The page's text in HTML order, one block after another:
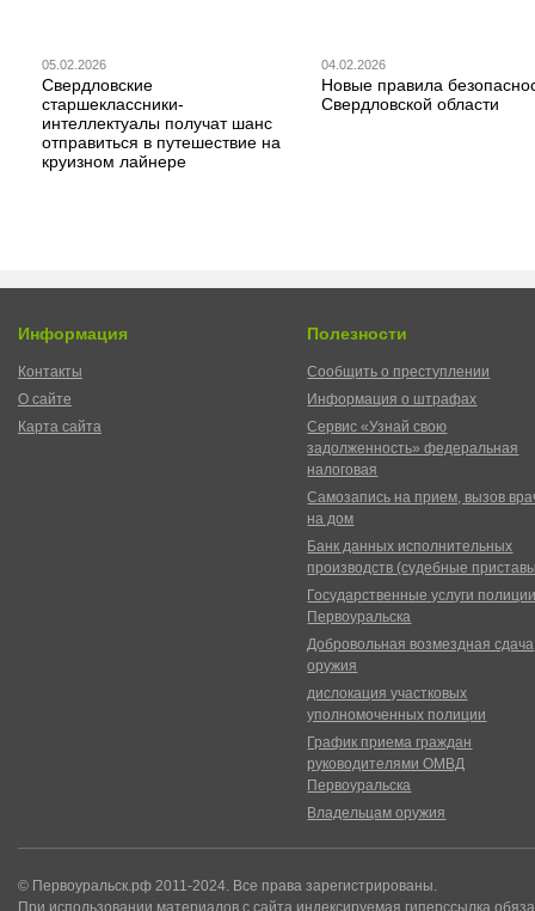
05.02.2026
Свердловские
старшеклассники-
интеллектуалы получат шанс
отправиться в путешествие на
круизном лайнере
04.02.2026
Новые правила
Свердловской области
Информация
Контакты
О сайте
Карта сайта
Полезности
Сообщить о преступлении
Информация о штрафах
Сервис «Узнай свою
задолженность» федеральная
налоговая
Самозапись на прием, вызов
на дом
Банк данных исполнительных
производств (судебные
Государственные услуги
Первоуральска
Добровольная возмездная сдача
оружия
дислокация участковых
уполномоченных полиции
График приема граждан
руководителями ОМВД
Первоуральска
Владельцам оружия
© Первоуральск.рф 2011-2024. Все права зарегистрированы.
При использовании материалов с сайта индексируемая гиперссылка